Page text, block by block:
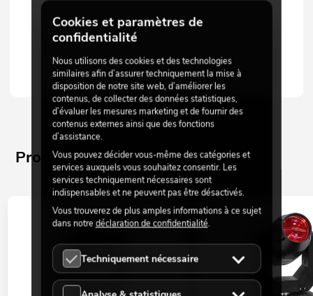
Produits similaires
Cookies et paramètres de
confidentialité
Nous utilisons des cookies et des technologies
similaires afin d’assurer techniquement la mise à
disposition de notre site web, d’améliorer les
contenus, de collecter des données statistiques,
d’évaluer les mesures marketing et de fournir des
contenus externes ainsi que des fonctions
d’assistance.
Vous pouvez décider vous-même des catégories et
services auxquels vous souhaitez consentir. Les
services techniquement nécessaires sont
indispensables et ne peuvent pas être désactivés.
Vous trouverez de plus amples informations à ce sujet
dans notre déclaration de confidentialité.
Techniquement nécessaire